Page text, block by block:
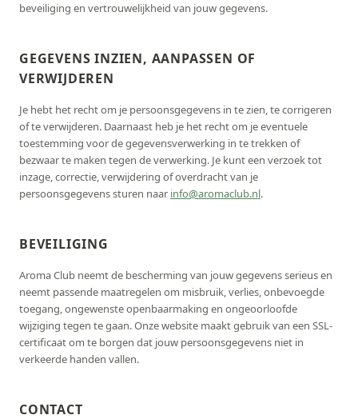
beveiliging en vertrouwelijkheid van jouw gegevens.
GEGEVENS INZIEN, AANPASSEN OF
VERWIJDEREN
Je hebt het recht om je persoonsgegevens in te zien, te corrigeren
of te verwijderen. Daarnaast heb je het recht om je eventuele
toestemming voor de gegevensverwerking in te trekken of
bezwaar te maken tegen de verwerking. Je kunt een verzoek tot
inzage, correctie, verwijdering of overdracht van je
persoonsgegevens sturen naar info@aromaclub.nl.
BEVEILIGING
Aroma Club neemt de bescherming van jouw gegevens serieus en
neemt passende maatregelen om misbruik, verlies, onbevoegde
toegang, ongewenste openbaarmaking en ongeoorloofde
wijziging tegen te gaan. Onze website maakt gebruik van een SSL-
certificaat om te borgen dat jouw persoonsgegevens niet in
verkeerde handen vallen.
CONTACT